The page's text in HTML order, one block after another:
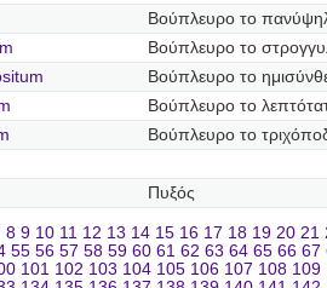
Βούπλευρο το
Βούπλευρο το
Βούπλευρο το
Βούπλευρο το
Βούπλευρο το
Πυξός
8 9 10 11 12 13 14 15 16 17 18 19 20 21
55 56 57 58 59 60 61 62 63 64 65 66 67
101 102 103 104 105 106 107 108 109